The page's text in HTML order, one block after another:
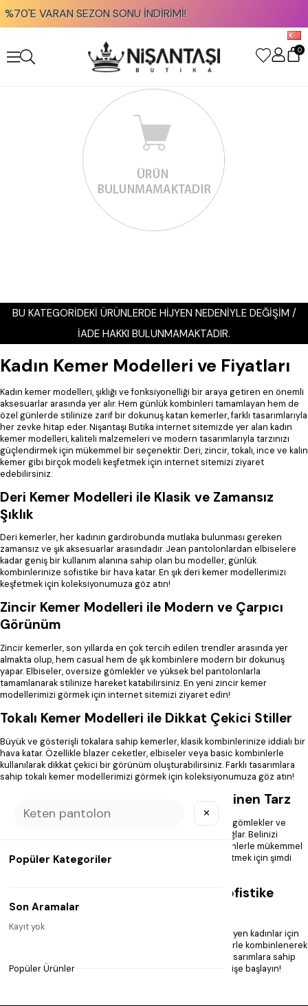
VARAN SEZON SONU İNDİRİMİ!
0
BU KATEGORİDEKİ ÜRÜNLERDE HİJYEN NEDENİYLE DEĞİŞİM /
İADE HAKKI BULUNMAMAKTADIR.
Kadın Kemer Modelleri ve Fiyatları
Kadın kemer modelleri, şıklığı ve fonksiyonelliği bir araya getiren en önemli
aksesuarlar arasında yer alır. Hem günlük kombinleri tamamlayan hem de
özel günlerde stilinize zarif bir dokunuş katan kemerler, farklı tasarımlarıyla
her zevke hitap eder. Nişantaşı Butika internet sitemizde yer alan kadın
kemer modelleri, kaliteli malzemeleri ve modern tasarımlarıyla tarzınızı
güçlendirmek için mükemmel bir seçenektir. Deri, zincir, tokalı, ince ve kalın
kemer gibi birçok modeli keşfetmek için internet sitemizi ziyaret
edebilirsiniz.
Deri Kemer Modelleri ile Klasik ve Zamansız
Şıklık
Deri kemerler, her kadının gardırobunda mutlaka bulunması gereken
zamansız ve şık aksesuarlar arasındadır. Jean pantolonlardan elbiselere
kadar geniş bir kullanım alanına sahip olan bu modeller, günlük
kombinlerinize sofistike bir hava katar. En şık deri kemer modellerimizi
keşfetmek için koleksiyonumuza göz atın!
Zincir Kemer Modelleri ile Modern ve Çarpıcı
Görünüm
Zincir kemerler, son yıllarda en çok tercih edilen trendler arasında yer
almakta olup, hem casual hem de şık kombinlere modern bir dokunuş
yapar. Elbiseler, oversize gömlekler ve yüksek bel pantolonlarla
tamamlanarak stilinize hareket katabilirsiniz. En yeni zincir kemer
modellerimizi görmek için internet sitemizi ziyaret edin!
Tokalı Kemer Modelleri ile Dikkat Çekici Stiller
Büyük ve gösterişli tokalara sahip kemerler, klasik kombinlerinize iddialı bir
hava katar. Özellikle blazer ceketler, elbiseler veya basic kombinlerle
kullanılarak dikkat çekici bir görünüm oluşturabilirsiniz. Farklı tasarımlara
sahip tokalı kemer modellerimizi görmek için koleksiyonumuza göz atın!
İnce Kemer Modelleri ile Zarif ve Feminen Tarz
İnce kemer modelleri, minimalist tasarımlarıyla elbiseler, gömlekler ve
hırkalarla kombinlenerek zarif bir duruş sergilemenizi sağlar. Belinizi
vurgulayan bu modeller, özellikle klasik ve bohem kombinlerle mükemmel
bir uyum yakalar. En zarif ince kemer modellerimizi keşfetmek için şimdi
Kalın Kemer Modelleri ile Güçlü ve Sofistike
Kombinler
Kalın kemerler, özellikle bel hattını ön plana çıkarmak isteyen kadınlar için
mükemmel bir seçimdir. Kış aylarında kazaklar ve elbiselerle kombinlenerek
stilinize güçlü bir dokunuş yapabilirsiniz. Farklı renk ve tasarımlara sahip
kalın kemer koleksiyonumuzu görmek için hemen alışverişe başlayın!
✕
Popüler Kategoriler
Son Aramalar
Kayıt yok
Popüler Ürünler